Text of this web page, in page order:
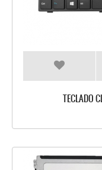
TECLADO